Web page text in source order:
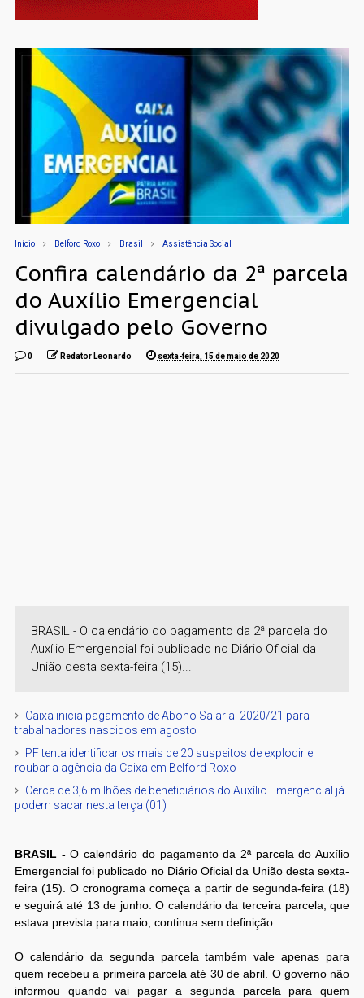
Início Belford Roxo Brasil Assistência Social
Confira calendário da 2ª parcela
do Auxílio Emergencial
divulgado pelo Governo
0 Redator Leonardo sexta-feira, 15 de maio de 2020
BRASIL - O calendário do pagamento da 2ª parcela do
Auxílio Emergencial foi publicado no Diário Oficial da
União desta sexta-feira (15)...
Caixa inicia pagamento de Abono Salarial 2020/21 para
trabalhadores nascidos em agosto
PF tenta identificar os mais de 20 suspeitos de explodir e
roubar a agência da Caixa em Belford Roxo
Cerca de 3,6 milhões de beneficiários do Auxílio Emergencial já
podem sacar nesta terça (01)
BRASIL -O calendário do pagamento da 2ª parcela do Auxílio
Emergencial foi publicado no Diário Oficial da União desta sexta-
feira (15). O cronograma começa a partir de segunda-feira (18)
e seguirá até 13 de junho. O calendário da terceira parcela, que
estava prevista para maio, continua sem definição.
O calendário da segunda parcela também vale apenas para
quem recebeu a primeira parcela até 30 de abril. O governo não
informou quando vai pagar a segunda parcela para quem